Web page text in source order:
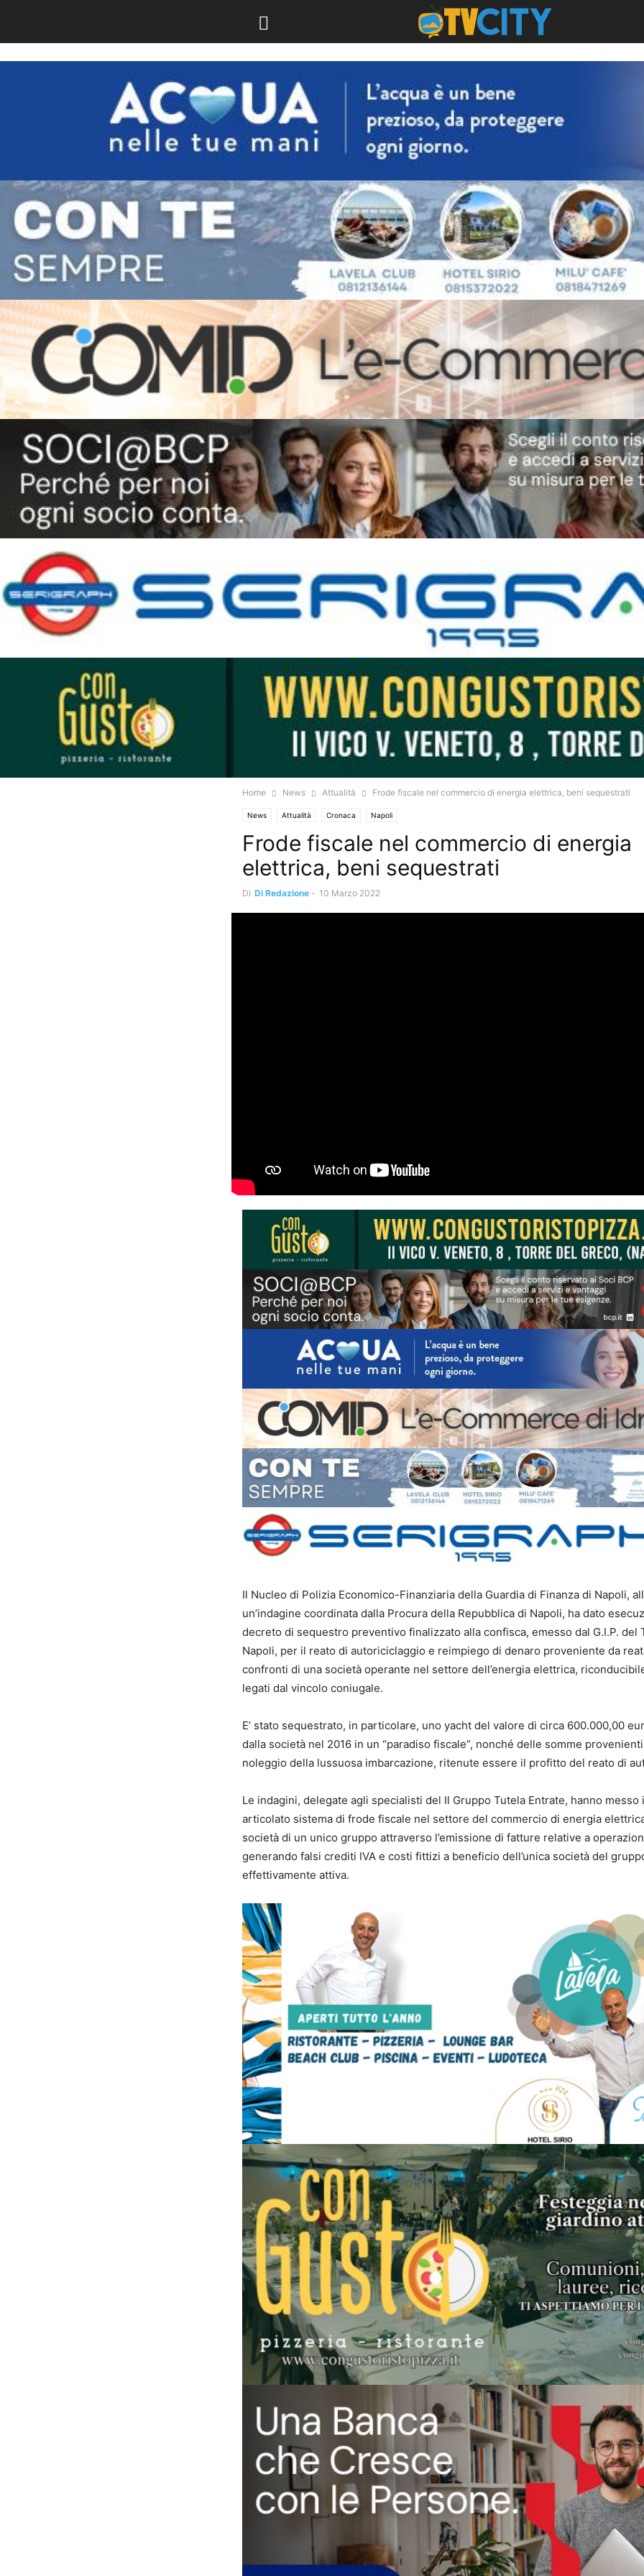
Home News Attualità Frode fiscale nel commercio di energia elettrica, beni sequestrati
News Attualità Cronaca Napoli
Frode fiscale nel commercio di energia
elettrica, beni sequestrati
Di Di Redazione - 10 Marzo 2022
Il Nucleo di Polizia Economico-Finanziaria della Guardia di Finanza di Napoli,
un’indagine coordinata dalla Procura della Repubblica di Napoli, ha dato
decreto di sequestro preventivo finalizzato alla confisca, emesso dal G.I.P. del
Napoli, per il reato di autoriciclaggio e reimpiego di denaro proveniente da
confronti di una società operante nel settore dell’energia elettrica,
legati dal vincolo coniugale.
E’ stato sequestrato, in particolare, uno yacht del valore di circa 600.000,00
dalla società nel 2016 in un “paradiso fiscale”, nonché delle somme
noleggio della lussuosa imbarcazione, ritenute essere il profitto del reato di
Le indagini, delegate agli specialisti del Il Gruppo Tutela Entrate, hanno messo
articolato sistema di frode fiscale nel settore del commercio di energia
società di un unico gruppo attraverso l’emissione di fatture relative a
generando falsi crediti IVA e costi fittizi a beneficio dell’unica società del
effettivamente attiva.